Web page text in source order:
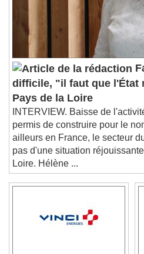
settings dialog
subtitles off,
Audio Track
Picture-in-Picture
This is a modal window.
Beginning of dialog
and close the window.
Text
Color Opacity
Text Background
Color Opacity
difficile, "il faut que l'État
Pays de la Loire
INTERVIEW. Baisse de
permis de construire pour le
ailleurs en France, le secteur
pas d'une situation
Loire. Hélène ...